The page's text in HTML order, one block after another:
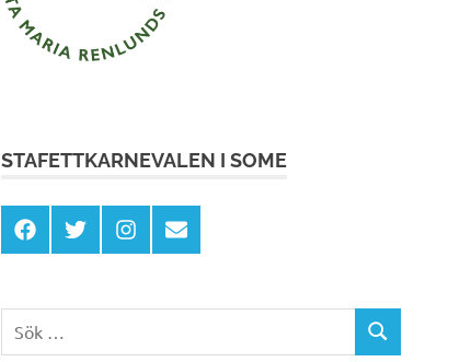
STAFETTKARNEVALEN I SOME
Facebook
X Instagram
E-
post
Sök
SÖK